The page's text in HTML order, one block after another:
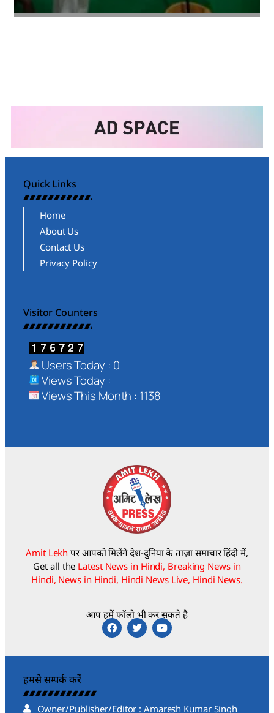
Quick Links
Home
About Us
Contact Us
Privacy Policy
Visitor Counters
Users Today : 0
Views Today :
Views This Month : 1138
Amit Lekh पर आपको मिलेंगे देश-दुनिया के ताज़ा समाचार हिंदी में,
Get all the Latest News in Hindi, Breaking News in
Hindi, News in Hindi, Hindi News Live, Hindi News.
आप हमें फॉलो भी कर सकते है
हमसे सम्पर्क करें
Owner/Publisher/Editor : Amaresh Kumar Singh